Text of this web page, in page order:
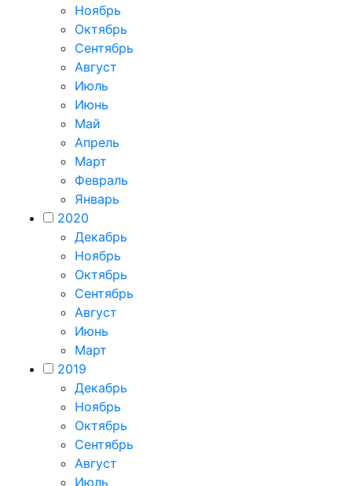
Ноябрь
Октябрь
Сентябрь
Август
Июль
Июнь
Май
Апрель
Март
Февраль
Январь
2020
Декабрь
Ноябрь
Октябрь
Сентябрь
Август
Июнь
Март
2019
Декабрь
Ноябрь
Октябрь
Сентябрь
Август
Июль